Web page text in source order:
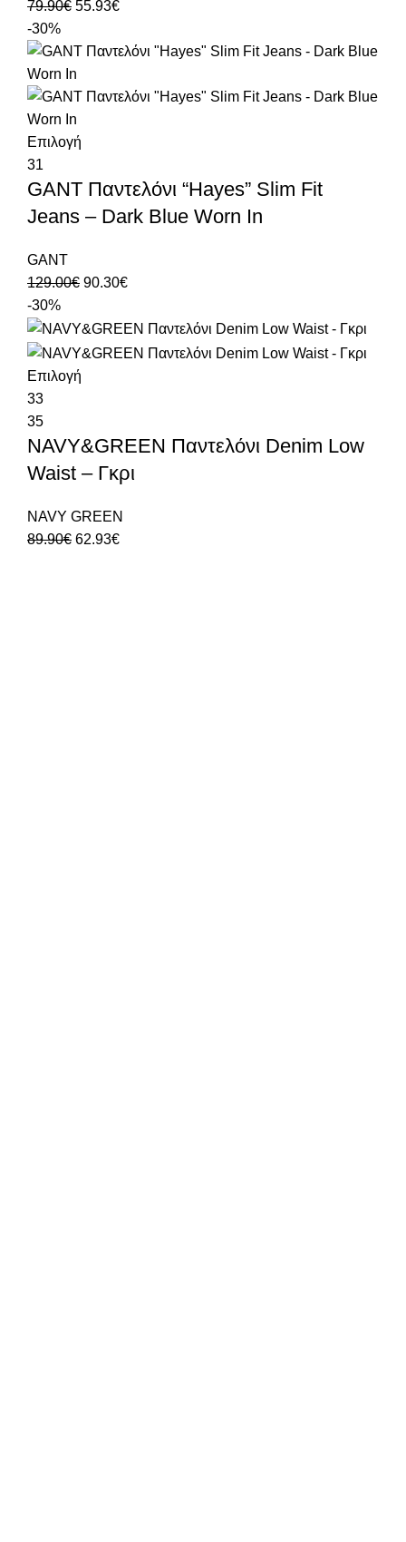
79.90€ 55.93€
-30%
Επιλογή
31
GANT Παντελόνι “Hayes” Slim Fit
Jeans – Dark Blue Worn In
GANT
129.00€ 90.30€
-30%
Επιλογή
33
35
NAVY&GREEN Παντελόνι Denim Low
Waist – Γκρι
NAVY GREEN
89.90€ 62.93€